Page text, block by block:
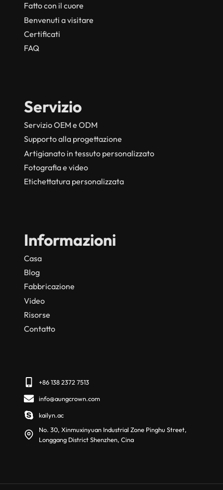
Fatto con il cuore
Benvenuti a visitare
Certificati
FAQ
Servizio
Servizio OEM e ODM
Supporto alla progettazione
Artigianato in tessuto personalizzato
Fotografia e video
Etichettatura personalizzata
Informazioni
Casa
Blog
Fabbricazione
Video
Risorse
Contatto
+86 138 2372 7513
info@aungcrown.com
kailyn.ac
No. 30, Xinmuxinyuan Industrial Zone Pinghu Street,
Longgang District Shenzhen, Cina